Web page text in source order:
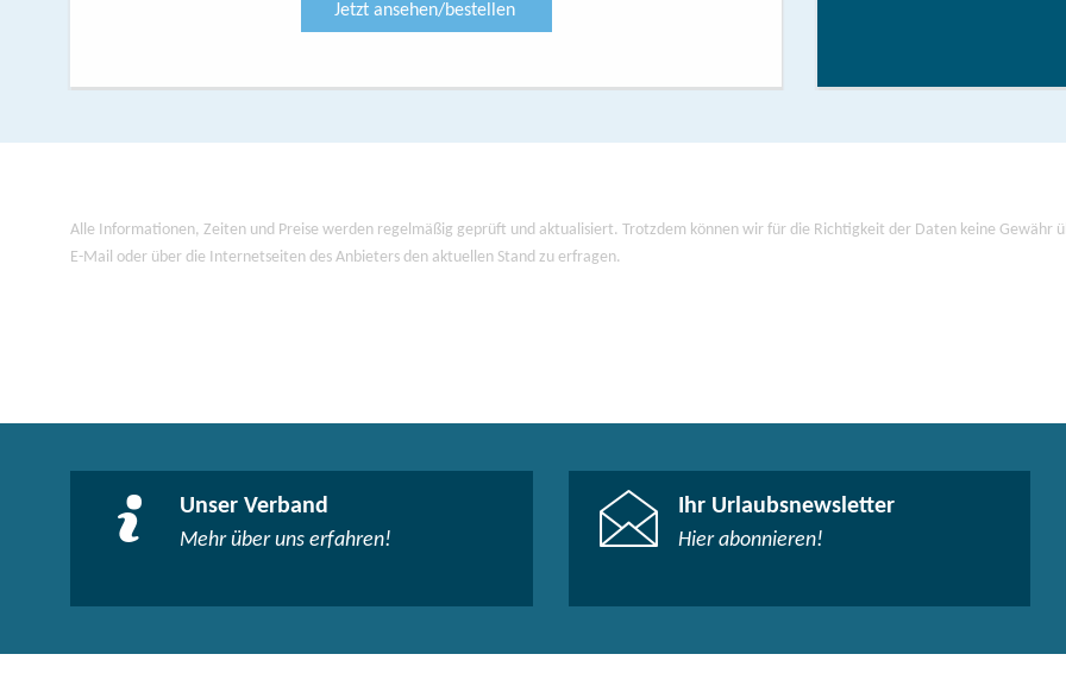
Jetzt ansehen/bestellen
Alle Informationen, Zeiten und Preise werden regelmäßig geprüft und aktualisiert. Trotzdem können wir für die Richtigkeit der Daten keine Gewähr
E-Mail oder über die Internetseiten des Anbieters den aktuellen Stand zu erfragen.
Unser Verband
Mehr über uns erfahren!
Ihr Urlaubsnewsletter
Hier abonnieren!